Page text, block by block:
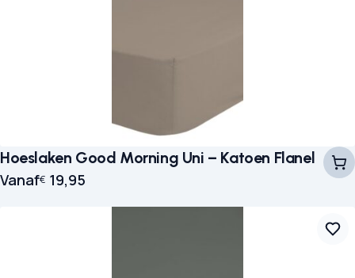
Hoeslaken Good Morning Uni – Katoen Flanel
Vanaf€ 19,95